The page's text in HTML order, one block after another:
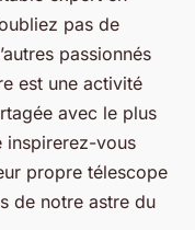
pas de
passionnés
est une activité
avec le plus
inspirerez-vous
propre télescope
de notre astre du